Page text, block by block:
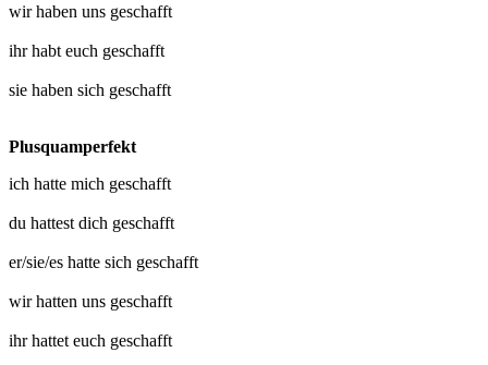
wir haben uns geschafft
ihr habt euch geschafft
sie haben sich geschafft
Plusquamperfekt
ich hatte mich geschafft
du hattest dich geschafft
er/sie/es hatte sich geschafft
wir hatten uns geschafft
ihr hattet euch geschafft